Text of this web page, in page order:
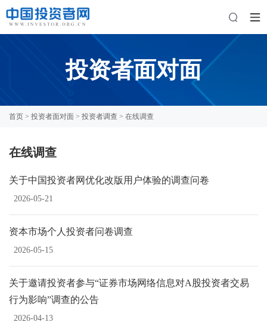
投资者面对面
首页 > 投资者面对面 > 投资者调查 > 在线调查
在线调查
关于中国投资者网优化改版用户体验的调查问卷
2026-05-21
资本市场个人投资者问卷调查
2026-05-15
关于邀请投资者参与“证券市场网络信息对A股投资者交易
行为影响”调查的公告
2026-04-13